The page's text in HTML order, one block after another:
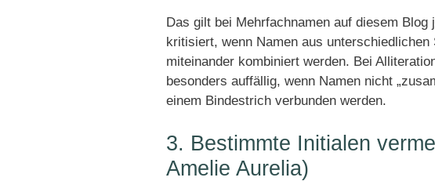
Das gilt bei Mehrfachnamen auf diesem
kritisiert, wenn Namen aus
miteinander kombiniert werden. Bei
besonders auffällig, wenn Namen nicht
einem Bindestrich verbunden werden.
3. Bestimmte Initialen
Amelie Aurelia)